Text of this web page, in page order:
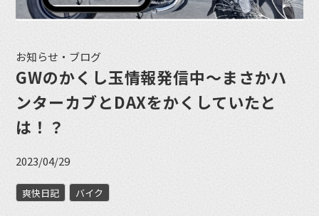
お知らせ・ブログ
GWのかくし玉情報発信中〜まさかハ
ンターカブとDAXをかくしていたと
は！？
2023/04/29
爽快日記 バイク